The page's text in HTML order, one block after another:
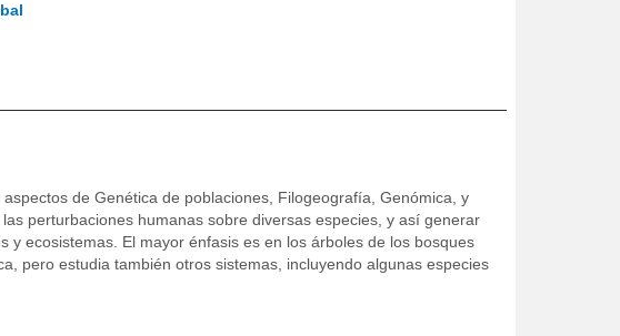
de Genética de poblaciones, Filogeografía, Genómica, y
perturbaciones humanas sobre diversas especies, y así generar
ecosistemas. El mayor énfasis es en los árboles de los bosques
pero estudia también otros sistemas, incluyendo algunas especies